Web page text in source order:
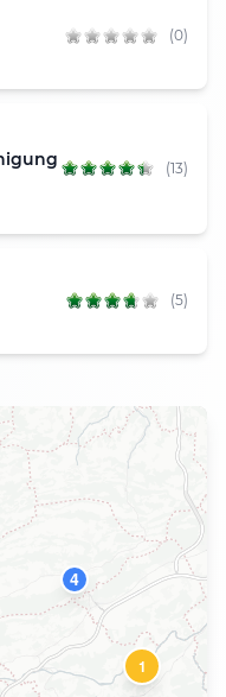
(0)
(13)
(5)
1
4